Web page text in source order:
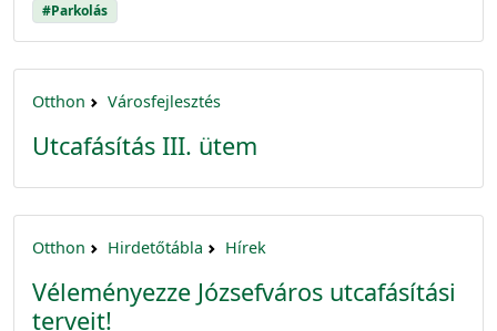
#Parkolás
Otthon Városfejlesztés
Utcafásítás III. ütem
Otthon Hirdetőtábla Hírek
Véleményezze Józsefváros utcafásítási
terveit!